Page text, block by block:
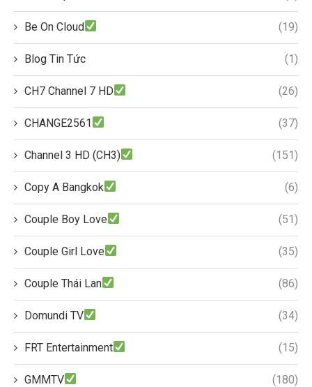
Be On Cloud (19)
Blog Tin Tức (1)
CH7 Channel 7 HD (26)
CHANGE2561 (37)
Channel 3 HD (CH3) (151)
Copy A Bangkok (6)
Couple Boy Love (51)
Couple Girl Love (35)
Couple Thái Lan (86)
Domundi TV (34)
FRT Entertainment (15)
GMMTV (180)